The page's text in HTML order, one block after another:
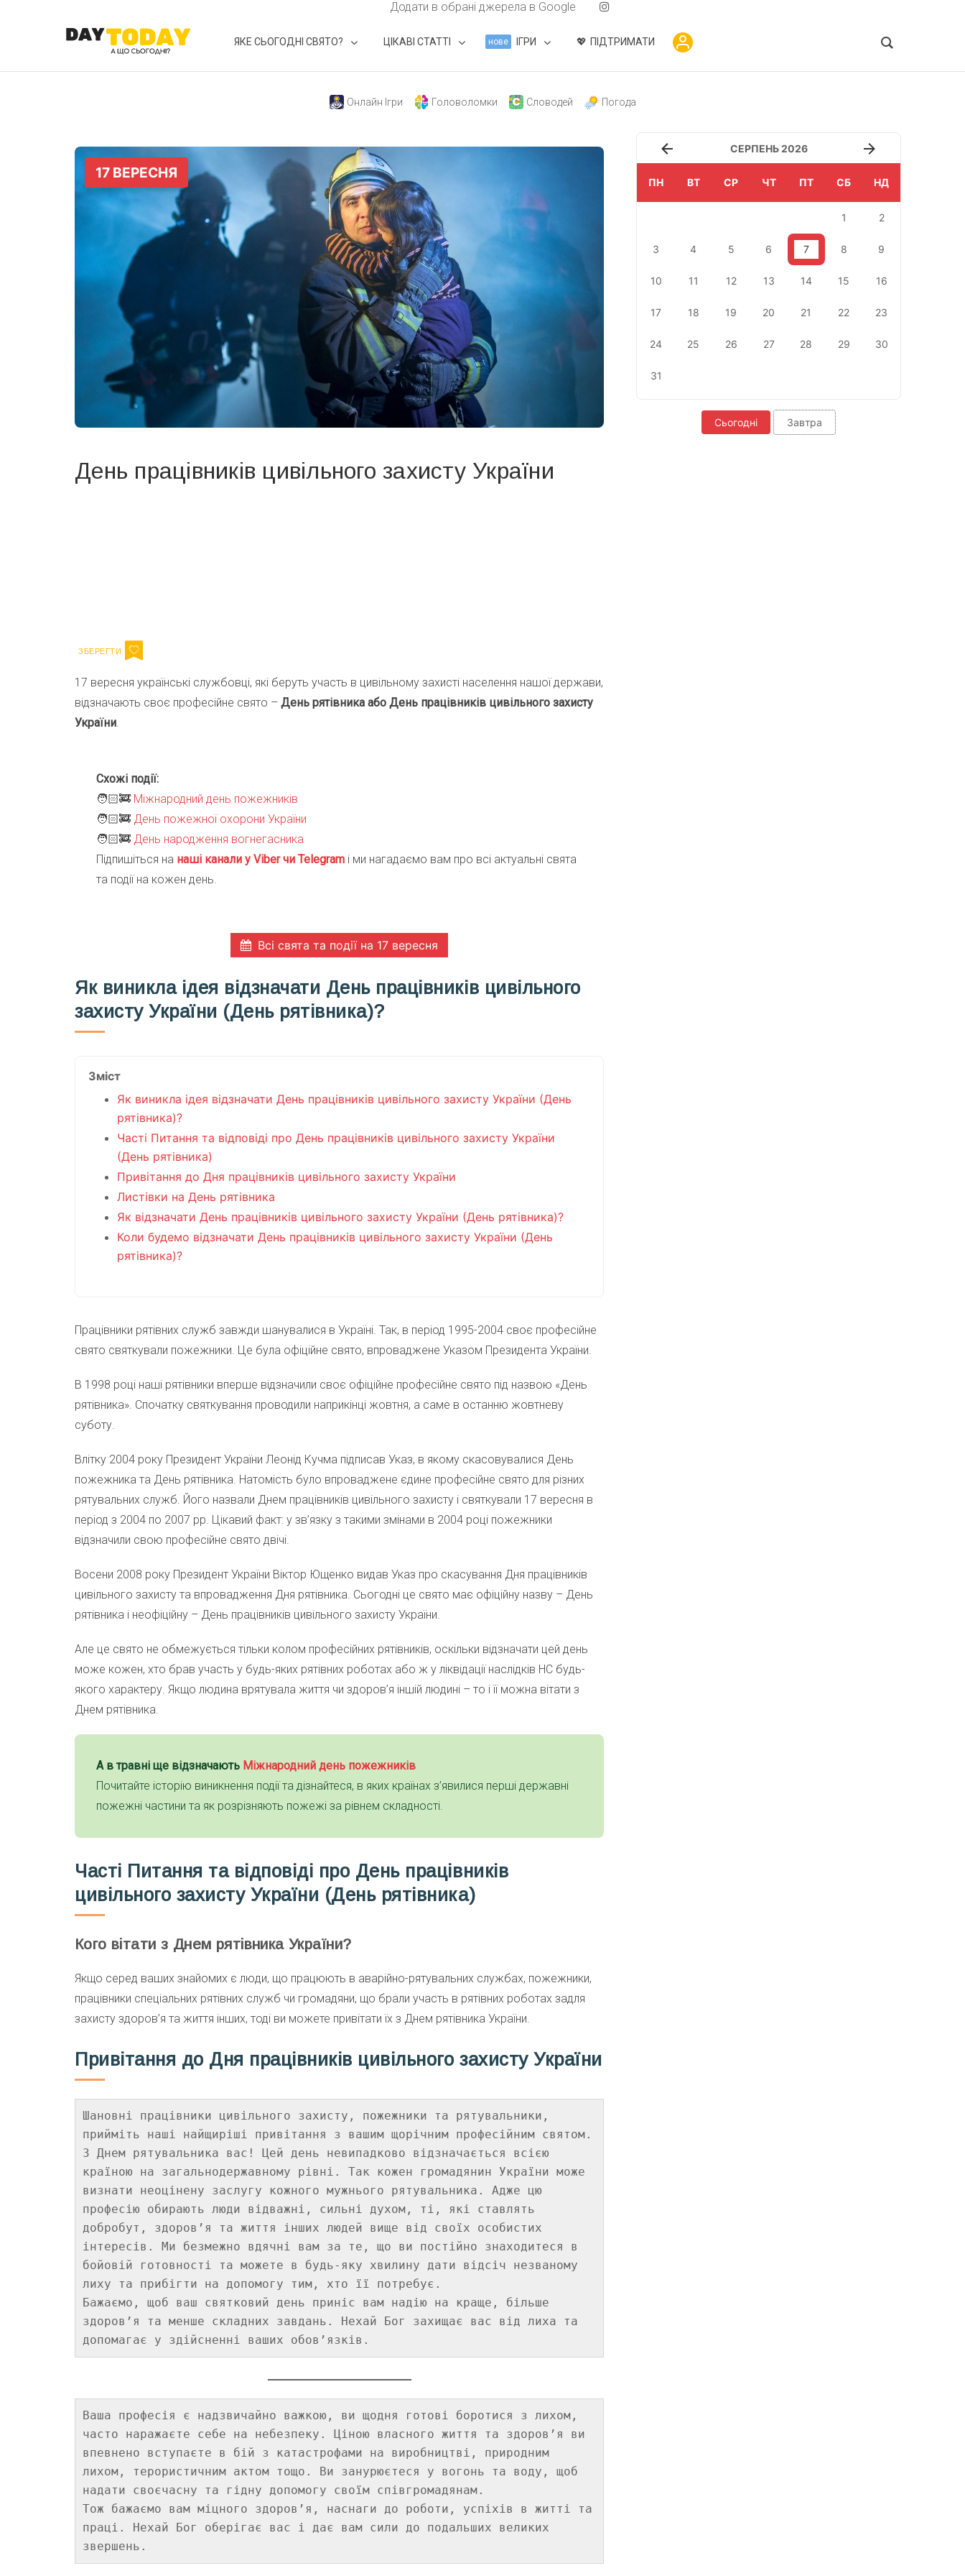
Додати в обрані джерела в Google
ЯКЕ СЬОГОДНІ СВЯТО? ЦІКАВІ СТАТТІ нове ІГРИ ПІДТРИМАТИ
Онлайн Ігри Головоломки Словодей Погода
День працівників цивільного захисту України
17 вересня українські службовці, які беруть участь в цивільному захисті населення нашої держави,
відзначають своє професійне свято – День рятівника або День працівників цивільного захисту
України.
Схожі події:
🧑🏻‍🚒 Міжнародний день пожежників
🧑🏻‍🚒 День пожежної охорони України
🧑🏻‍🚒 День народження вогнегасника
Підпишіться на наші канали у Viber чи Telegram і ми нагадаємо вам про всі актуальні свята
та події на кожен день.
Всі свята та події на 17 вересня
Як виникла ідея відзначати День працівників цивільного
захисту України (День рятівника)?
Зміст
Як виникла ідея відзначати День працівників цивільного захисту України (День
рятівника)?
Часті Питання та відповіді про День працівників цивільного захисту України
(День рятівника)
Привітання до Дня працівників цивільного захисту України
Листівки на День рятівника
Як відзначати День працівників цивільного захисту України (День рятівника)?
Коли будемо відзначати День працівників цивільного захисту України (День
рятівника)?
Працівники рятівних служб завжди шанувалися в Україні. Так, в період 1995-2004 своє професійне
свято святкували пожежники. Це була офіційне свято, впроваджене Указом Президента України.
В 1998 році наші рятівники вперше відзначили своє офіційне професійне свято під назвою «День
рятівника». Спочатку святкування проводили наприкінці жовтня, а саме в останню жовтневу
суботу.
Влітку 2004 року Президент України Леонід Кучма підписав Указ, в якому скасовувалися День
пожежника та День рятівника. Натомість було впроваджене єдине професійне свято для різних
рятувальних служб. Його назвали Днем працівників цивільного захисту і святкували 17 вересня в
період з 2004 по 2007 рр. Цікавий факт: у зв’язку з такими змінами в 2004 році пожежники
відзначили свою професійне свято двічі.
Восени 2008 року Президент України Віктор Ющенко видав Указ про скасування Дня працівників
цивільного захисту та впровадження Дня рятівника. Сьогодні це свято має офіційну назву – День
рятівника і неофіційну – День працівників цивільного захисту України.
Але це свято не обмежується тільки колом професійних рятівників, оскільки відзначати цей день
може кожен, хто брав участь у будь-яких рятівних роботах або ж у ліквідації наслідків НС будь-
якого характеру. Якщо людина врятувала життя чи здоров’я іншій людині – то і її можна вітати з
Днем рятівника.
А в травні ще відзначають Міжнародний день пожежників
Почитайте історію виникнення події та дізнайтеся, в яких країнах з’явилися перші державні
пожежні частини та як розрізняють пожежі за рівнем складності.
Часті Питання та відповіді про День працівників
цивільного захисту України (День рятівника)
Кого вітати з Днем рятівника України?
Якщо серед ваших знайомих є люди, що працюють в аварійно-рятувальних службах, пожежники,
працівники спеціальних рятівних служб чи громадяни, що брали участь в рятівних роботах задля
захисту здоров’я та життя інших, тоді ви можете привітати їх з Днем рятівника України.
Привітання до Дня працівників цивільного захисту України
Шановні працівники цивільного захисту, пожежники та рятувальники,
прийміть наші найщиріші привітання з вашим щорічним професійним святом.
З Днем рятувальника вас! Цей день невипадково відзначається всією
країною на загальнодержавному рівні. Так кожен громадянин України може
визнати неоцінену заслугу кожного мужнього рятувальника. Адже цю
професію обирають люди відважні, сильні духом, ті, які ставлять
добробут, здоров’я та життя інших людей вище від своїх особистих
інтересів. Ми безмежно вдячні вам за те, що ви постійно знаходитеся в
бойовій готовності та можете в будь-яку хвилину дати відсіч незваному
лиху та прибігти на допомогу тим, хто її потребує.
Бажаємо, щоб ваш святковий день приніс вам надію на краще, більше
здоров’я та менше складних завдань. Нехай Бог захищає вас від лиха та
Ваша професія є надзвичайно важкою, ви щодня готові боротися з лихом,
часто наражаєте себе на небезпеку. Ціною власного життя та здоров’я ви
впевнено вступаєте в бій з катастрофами на виробництві, природним
лихом, терористичним актом тощо. Ви занурюєтеся у вогонь та воду, щоб
надати своєчасну та гідну допомогу своїм співгромадянам.
Тож бажаємо вам міцного здоров’я, наснаги до роботи, успіхів в житті та
праці. Нехай Бог оберігає вас і дає вам сили до подальших великих
звершень.
СЕРПЕНЬ 2026
ПН ВТ СР ЧТ ПТ СБ НД
1 2
3 4 5 6 7 8 9
10 11 12 13 14 15 16
17 18 19 20 21 22 23
24 25 26 27 28 29 30
31
Сьогодні Завтра